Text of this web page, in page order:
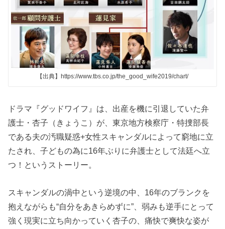
【出典】https://www.tbs.co.jp/the_good_wife2019/chart/
ドラマ『グッドワイフ』は、出産を機に引退していた弁
護士・杏子（きょうこ）が、東京地方検察庁・特捜部長
である夫の汚職疑惑+女性スキャンダルによって窮地に立
たされ、子どもの為に16年ぶりに弁護士として法廷へ立
つ！というストーリー。
スキャンダルの渦中という逆境の中、16年のブランクを
抱えながらも“自分をあきらめずに”、弱みも逆手にとって
強く現実に立ち向かっていく杏子の、痛快で爽快な姿が